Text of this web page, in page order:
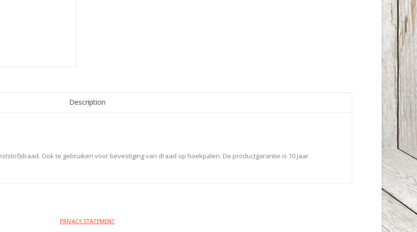
Description
Ook te gebruiken voor bevestiging van draad op hoekpalen. De productgarantie is 10 jaar.
PRIVACY STATEMENT